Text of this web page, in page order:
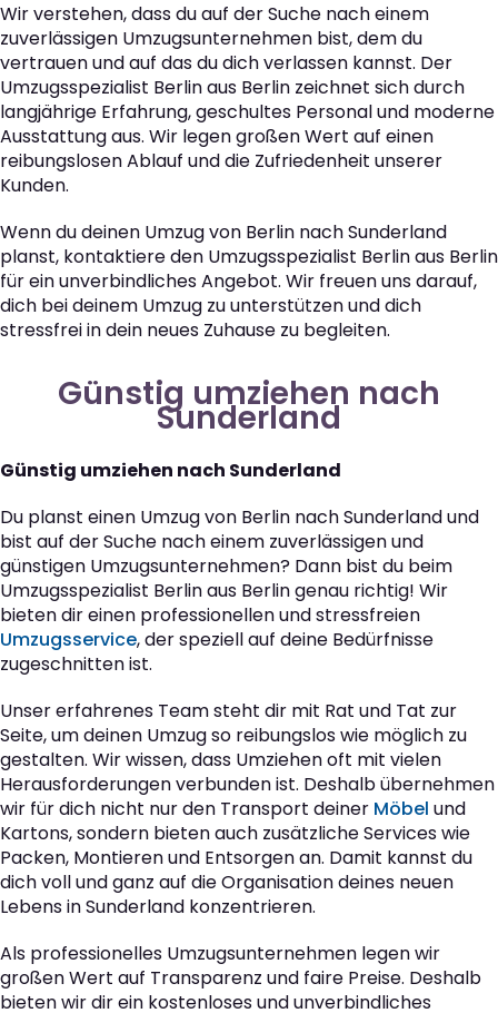
Wir verstehen, dass du auf der Suche nach einem
zuverlässigen Umzugsunternehmen bist, dem du
vertrauen und auf das du dich verlassen kannst. Der
Umzugsspezialist Berlin aus Berlin zeichnet sich durch
langjährige Erfahrung, geschultes Personal und moderne
Ausstattung aus. Wir legen großen Wert auf einen
reibungslosen Ablauf und die Zufriedenheit unserer
Kunden.
Wenn du deinen Umzug von Berlin nach Sunderland
planst, kontaktiere den Umzugsspezialist Berlin aus Berlin
für ein unverbindliches Angebot. Wir freuen uns darauf,
dich bei deinem Umzug zu unterstützen und dich
stressfrei in dein neues Zuhause zu begleiten.
Günstig umziehen nach
Sunderland
Günstig umziehen nach Sunderland
Du planst einen Umzug von Berlin nach Sunderland und
bist auf der Suche nach einem zuverlässigen und
günstigen Umzugsunternehmen? Dann bist du beim
Umzugsspezialist Berlin aus Berlin genau richtig! Wir
bieten dir einen professionellen und stressfreien
Umzugsservice, der speziell auf deine Bedürfnisse
zugeschnitten ist.
Unser erfahrenes Team steht dir mit Rat und Tat zur
Seite, um deinen Umzug so reibungslos wie möglich zu
gestalten. Wir wissen, dass Umziehen oft mit vielen
Herausforderungen verbunden ist. Deshalb übernehmen
wir für dich nicht nur den Transport deiner Möbel und
Kartons, sondern bieten auch zusätzliche Services wie
Packen, Montieren und Entsorgen an. Damit kannst du
dich voll und ganz auf die Organisation deines neuen
Lebens in Sunderland konzentrieren.
Als professionelles Umzugsunternehmen legen wir
großen Wert auf Transparenz und faire Preise. Deshalb
bieten wir dir ein kostenloses und unverbindliches